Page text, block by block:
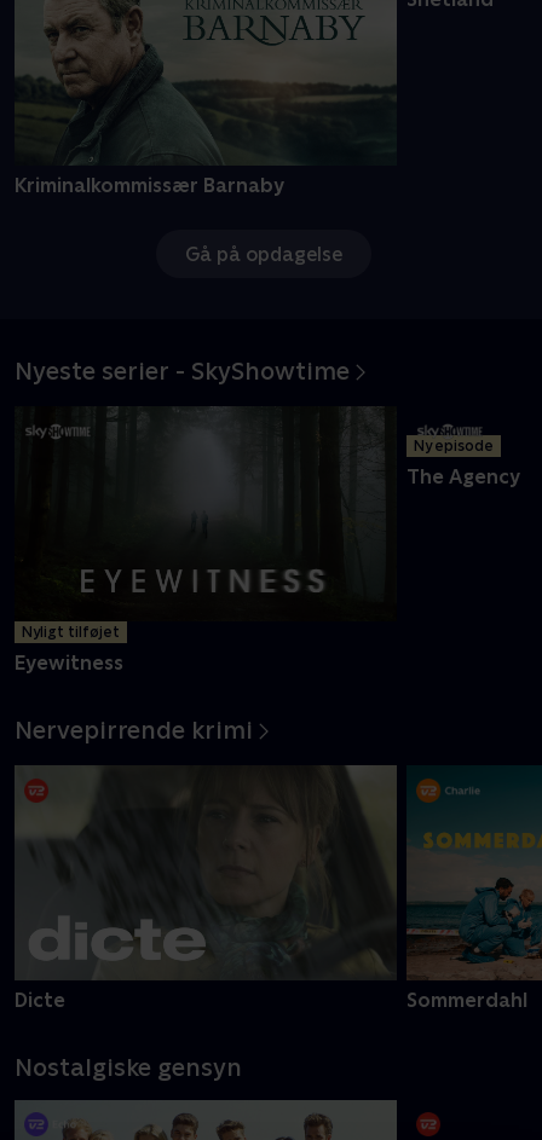
Kriminalkommissær Barnaby
Nyeste serier - SkyShowtime
Nyligt tilføjet
Nervepirrende krimi
Nostalgiske gensyn